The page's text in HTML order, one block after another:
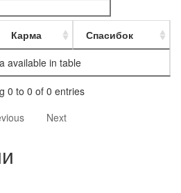
Карма
Спасибок
available in table
0 to 0 of 0 entries
Next